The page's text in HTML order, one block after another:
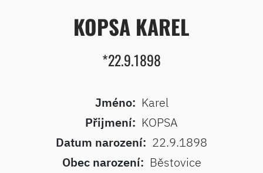
KOPSA KAREL
*22.9.1898
Jméno: Karel
Přijmení: KOPSA
Datum narození: 22.9.1898
Obec narození: Běstovice